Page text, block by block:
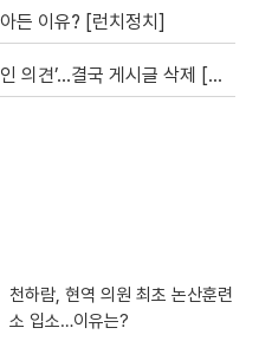
든 이유? [런치정치]
’…결국 게시글 삭제 [자막뉴스]
천하람, 현역 의원 최초 논산훈련
소 입소…이유는?